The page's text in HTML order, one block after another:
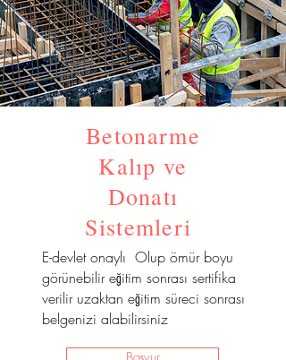
Terzilik
E-devlet onaylı Olup ömür boyu
görünebilir eğitim sonrası sertifika
verilir uzaktan eğitim süreci sonrası
belgenizi alabilirsiniz
Başvur
Betonarme
Kalıp ve
Donatı
Sistemleri
E-devlet onaylı Olup ömür boyu
görünebilir eğitim sonrası sertifika
verilir uzaktan eğitim süreci sonrası
belgenizi alabilirsiniz